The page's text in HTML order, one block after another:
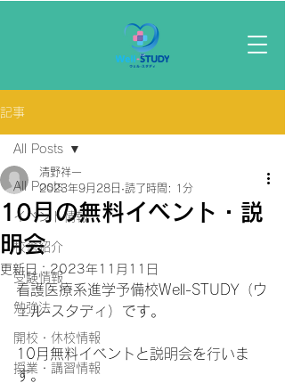
記事
All Posts
イベント情報
校舎紹介
受験情報
勉強法
開校・休校情報
授業・講習情報
All Posts
10月の無料イベント・説
明会
清野祥一
2023年9月28日 読了時間: 1分
更新日：2023年11月11日
看護医療系進学予備校Well-STUDY（ウ
ェル-スタディ）です。
10月無料イベントと説明会を行いま
す。